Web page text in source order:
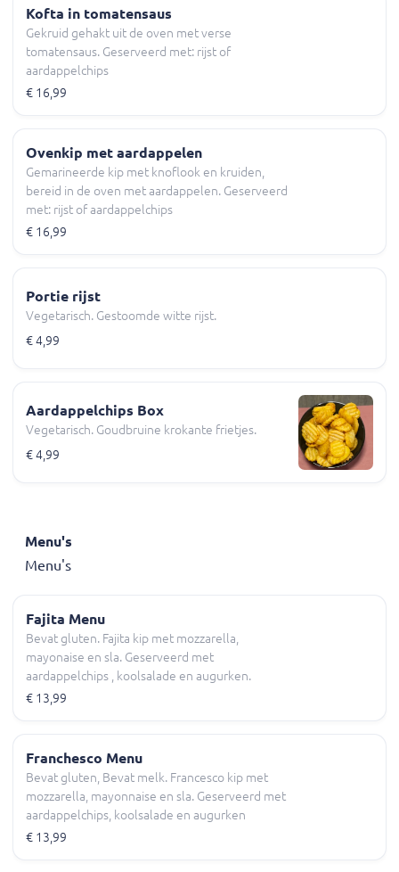
Kofta in tomatensaus
Gekruid gehakt uit de oven met verse
tomatensaus. Geserveerd met: rijst of
aardappelchips
€ 16,99
Ovenkip met aardappelen
Gemarineerde kip met knoflook en kruiden,
bereid in de oven met aardappelen. Geserveerd
met: rijst of aardappelchips
€ 16,99
Portie rijst
Vegetarisch. Gestoomde witte rijst.
€ 4,99
Aardappelchips Box
Vegetarisch. Goudbruine krokante frietjes.
€ 4,99
Menu's
Menu's
Fajita Menu
Bevat gluten. Fajita kip met mozzarella,
mayonaise en sla. Geserveerd met
aardappelchips , koolsalade en augurken.
€ 13,99
Franchesco Menu
Bevat gluten, Bevat melk. Francesco kip met
mozzarella, mayonnaise en sla. Geserveerd met
aardappelchips, koolsalade en augurken
€ 13,99